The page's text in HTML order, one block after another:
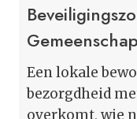
Gemeenschap
Een lokale
bezorgdheid
overkomt, wie